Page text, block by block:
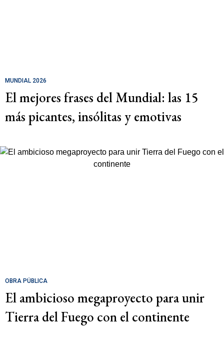
MUNDIAL 2026
El mejores frases del Mundial: las 15
más picantes, insólitas y emotivas
OBRA PÚBLICA
El ambicioso megaproyecto para unir
Tierra del Fuego con el continente